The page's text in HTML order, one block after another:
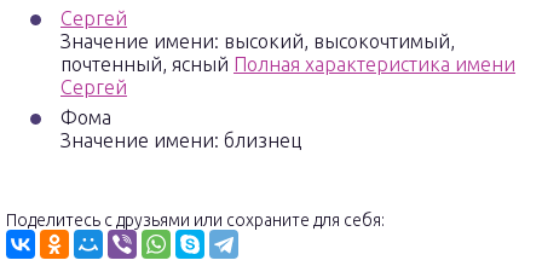
Сергей
Значение имени: высокий, высокочтимый,
почтенный, ясный Полная характеристика имени
Сергей
Фома
Значение имени: близнец
Поделитесь с друзьями или сохраните для себя: